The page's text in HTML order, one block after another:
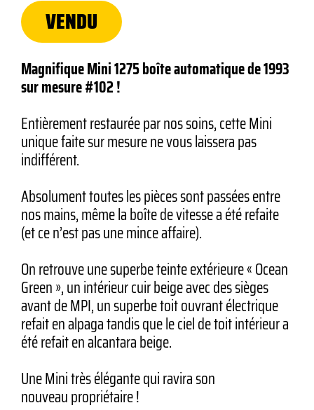
VENDU
Magnifique Mini 1275 boîte automatique de 1993
sur mesure #102 !
Entièrement restaurée par nos soins, cette Mini
unique faite sur mesure ne vous laissera pas
indifférent.
Absolument toutes les pièces sont passées entre
nos mains, même la boîte de vitesse a été refaite
(et ce n’est pas une mince affaire).
On retrouve une superbe teinte extérieure « Ocean
Green », un intérieur cuir beige avec des sièges
avant de MPI, un superbe toit ouvrant électrique
refait en alpaga tandis que le ciel de toit intérieur a
été refait en alcantara beige.
Une Mini très élégante qui ravira son
nouveau propriétaire !